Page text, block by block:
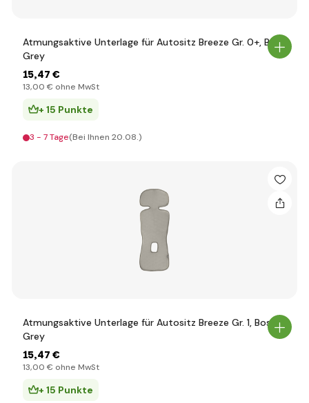
Atmungsaktive Unterlage für Autositz Breeze Gr. 0+, Boss
Grey
15,47 €
13,00 € ohne MwSt
+ 15 Punkte
3 - 7 Tage(Bei Ihnen 20.08.)
Atmungsaktive Unterlage für Autositz Breeze Gr. 1, Boss
Grey
15,47 €
13,00 € ohne MwSt
+ 15 Punkte